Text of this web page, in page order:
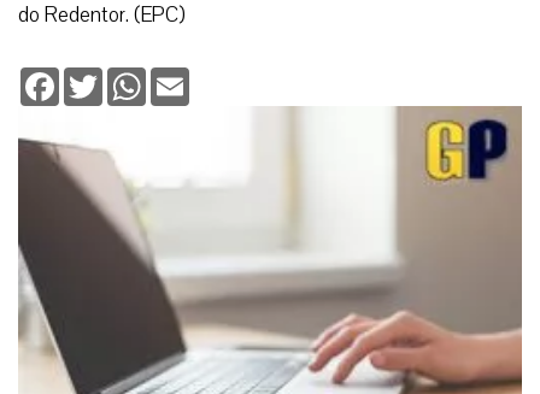
do Redentor. (EPC)
Facebook
TwitterWhatsApp